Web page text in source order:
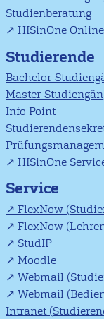
Studienberatung
HISinOne
Studierende
Bachelor-
Master-
Info Point
HISinOne
Service
FlexNow
FlexNow
StudIP
Moodle
Webmail
Webmail
Intranet